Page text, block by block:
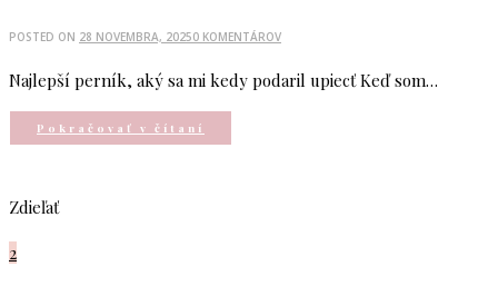
POSTED ON 28 NOVEMBRA, 20250 KOMENTÁROV
Najlepší perník, aký sa mi kedy podaril upiecť Keď som…
Pokračovať v čítaní
Zdieľať
2